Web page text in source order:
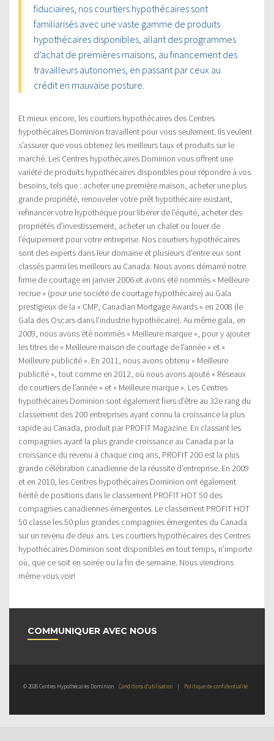
fiduciaires, nos courtiers hypothécaires sont
familiarisés avec une vaste gamme de produits
hypothécaires disponibles, allant des programmes
d’achat de premières maisons, au financement des
travailleurs autonomes, en passant par ceux au
crédit en mauvaise posture.
Et mieux encore, les courtiers hypothécaires des Centres
hypothécaires Dominion travaillent pour vous seulement. Ils veulent
s’assurer que vous obtenez les meilleurs taux et produits sur le
marché. Les Centres hypothécaires Dominion vous offrent une
variété de produits hypothécaires disponibles pour répondre à vos
besoins, tels que : acheter une première maison, acheter une plus
grande propriété, renouveler votre prêt hypothécaire existant,
refinancer votre hypothèque pour libérer de l’équité, acheter des
propriétés d’investissement, acheter un chalet ou louer de
l’équipement pour votre entreprise. Nos courtiers hypothécaires
sont des experts dans leur domaine et plusieurs d’entre eux sont
classés parmi les meilleurs au Canada. Nous avons démarré notre
firme de courtage en janvier 2006 et avons été nommés « Meilleure
recrue » (pour une société de courtage hypothécaire) au Gala
prestigieux de la « CMP, Canadian Mortgage Awards » en 2008 (le
Gala des Oscars dans l’industrie hypothécaire). Au même gala, en
2009, nous avons été nommés « Meilleure marque », pour y ajouter
les titres de « Meilleure maison de courtage de l’année » et «
Meilleure publicité ». En 2011, nous avons obtenu « Meilleure
publicité », tout comme en 2012, où nous avons ajouté « Réseaux
de courtiers de l’année » et « Meilleure marque ». Les Centres
hypothécaires Dominion sont également fiers d’être au 32e rang du
classement des 200 entreprises ayant connu la croissance la plus
rapide au Canada, produit par PROFIT Magazine. En classant les
compagnies ayant la plus grande croissance au Canada par la
croissance du revenu à chaque cinq ans, PROFIT 200 est la plus
grande célébration canadienne de la réussite d’entreprise. En 2009
et en 2010, les Centres hypothécaires Dominion ont également
hérité de positions dans le classement PROFIT HOT 50 des
compagnies canadiennes émergentes. Le classement PROFIT HOT
50 classe les 50 plus grandes compagnies émergentes du Canada
sur un revenu de deux ans. Les courtiers hypothécaires des Centres
hypothécaires Dominion sont disponibles en tout temps, n’importe
où, que ce soit en soirée ou la fin de semaine. Nous viendrons
même vous voir!
COMMUNIQUER AVEC NOUS
© 2026 Centres Hypothécaires Dominion Conditions d’utilisation | Politique de confidentialité